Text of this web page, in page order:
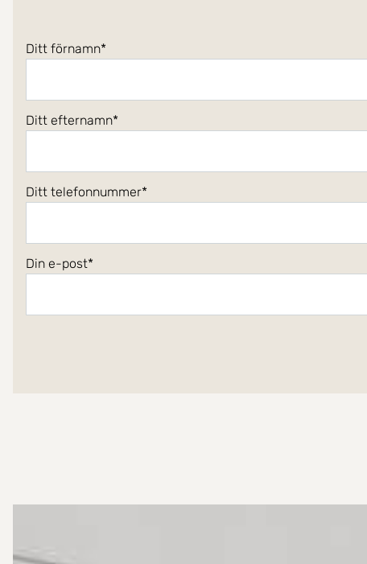
Ditt förnamn
Ditt efternamn
Ditt telefonnummer
Din e-post